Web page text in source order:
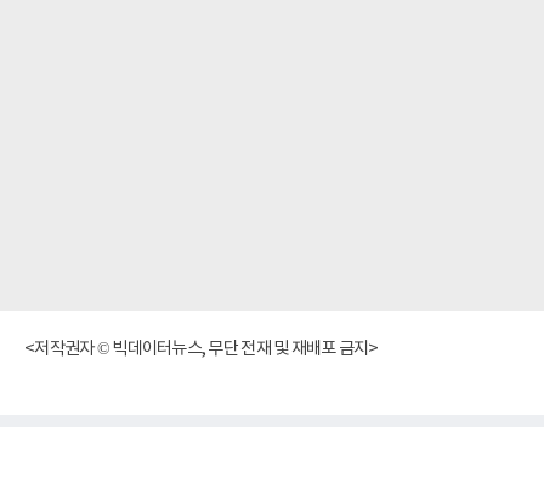
<저작권자 © 빅데이터뉴스, 무단 전재 및 재배포 금지>